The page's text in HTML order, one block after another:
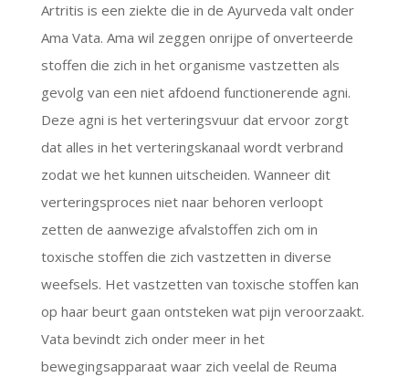
Artritis is een ziekte die in de Ayurveda valt onder
Ama Vata. Ama wil zeggen onrijpe of onverteerde
stoffen die zich in het organisme vastzetten als
gevolg van een niet afdoend functionerende agni.
Deze agni is het verteringsvuur dat ervoor zorgt
dat alles in het verteringskanaal wordt verbrand
zodat we het kunnen uitscheiden. Wanneer dit
verteringsproces niet naar behoren verloopt
zetten de aanwezige afvalstoffen zich om in
toxische stoffen die zich vastzetten in diverse
weefsels. Het vastzetten van toxische stoffen kan
op haar beurt gaan ontsteken wat pijn veroorzaakt.
Vata bevindt zich onder meer in het
bewegingsapparaat waar zich veelal de Reuma